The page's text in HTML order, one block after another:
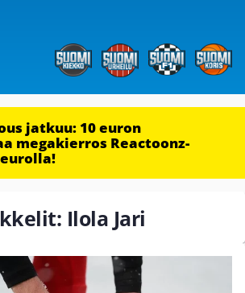
jatkuu: 10 euron
megakierros Reactoonz-
Ilola Jari